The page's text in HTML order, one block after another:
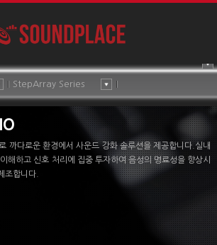
StepArray Series
까다로운 환경에서 사운드 강화 솔루션을 제공합니다.실내
해하고 신호 처리에 집중 투자하여 음성의 명료성을 향상시
조합니다.